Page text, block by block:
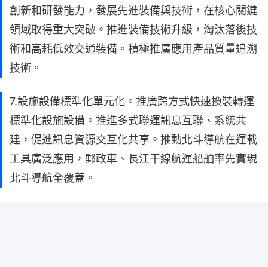
創新和研發能力，發展先進裝備與技術，在核心關鍵
領域取得重大突破。推進裝備技術升級，淘汰落後技
術和高耗低效交通裝備。積極推廣應用產品質量追溯
技術。
7.設施設備標準化單元化。推廣跨方式快速換裝轉運
標準化設施設備。推進多式聯運訊息互聯、系統共
建，促進訊息資源交互化共享。推動北斗導航在運載
工具廣泛應用，郵政車、長江干線航運船舶率先實現
北斗導航全覆蓋。